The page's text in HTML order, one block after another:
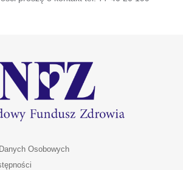
Osobowych